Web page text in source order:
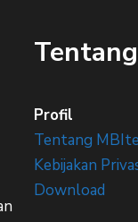
Profil
Tentang
Kebijakan
Download